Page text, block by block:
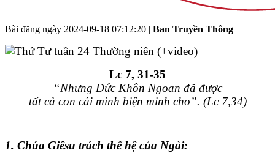
Bài đăng ngày 2024-09-18 07:12:20 | Ban Truyền Thông
Lc 7, 31-35
“Nhưng Đức Khôn Ngoan đã được
tất cả con cái mình biện minh cho”. (Lc 7,34)
1. Chúa Giêsu trách thế hệ của Ngài: